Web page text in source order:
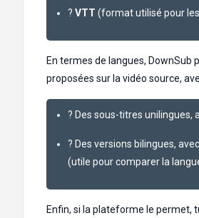
? VTT (format utilisé pour
En termes de langues, DownSub
proposées sur la vidéo source,
? Des sous-titres unilingues,
? Des versions bilingues,
(utile pour comparer la
Enfin, si la plateforme le permet,